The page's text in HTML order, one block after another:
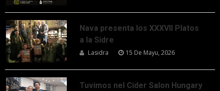
Nava presenta los XXXVII Platos
a la Sidre
Lasidra 15 De Mayu, 2026
Tuvimos nel Cider Salon Hungary